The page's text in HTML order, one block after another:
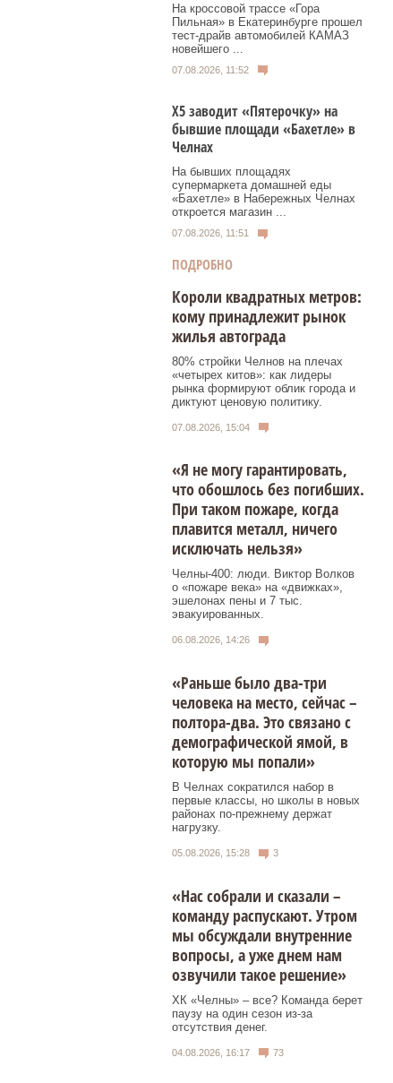
На кроссовой трассе «Гора
Пильная» в Екатеринбурге прошел
тест-драйв автомобилей КАМАЗ
новейшего ...
07.08.2026, 11:52
Х5 заводит «Пятерочку» на
бывшие площади «Бахетле» в
Челнах
На бывших площадях
супермаркета домашней еды
«Бахетле» в Набережных Челнах
откроется магазин ...
07.08.2026, 11:51
ПОДРОБНО
Короли квадратных метров:
кому принадлежит рынок
жилья автограда
80% стройки Челнов на плечах
«четырех китов»: как лидеры
рынка формируют облик города и
диктуют ценовую политику.
07.08.2026, 15:04
«Я не могу гарантировать,
что обошлось без погибших.
При таком пожаре, когда
плавится металл, ничего
исключать нельзя»
Челны-400: люди. Виктор Волков
о «пожаре века» на «движках»,
эшелонах пены и 7 тыс.
эвакуированных.
06.08.2026, 14:26
«Раньше было два-три
человека на место, сейчас –
полтора-два. Это связано с
демографической ямой, в
которую мы попали»
В Челнах сократился набор в
первые классы, но школы в новых
районах по-прежнему держат
нагрузку.
05.08.2026, 15:28 3
«Нас собрали и сказали –
команду распускают. Утром
мы обсуждали внутренние
вопросы, а уже днем нам
озвучили такое решение»
ХК «Челны» – все? Команда берет
паузу на один сезон из-за
отсутствия денег.
04.08.2026, 16:17 73